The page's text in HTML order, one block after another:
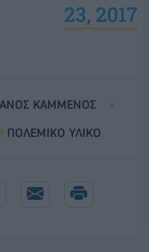
23, 2017
ΚΑΜΜΕΝΟΣ
ΠΟΛΕΜΙΚΟ ΥΛΙΚΟ